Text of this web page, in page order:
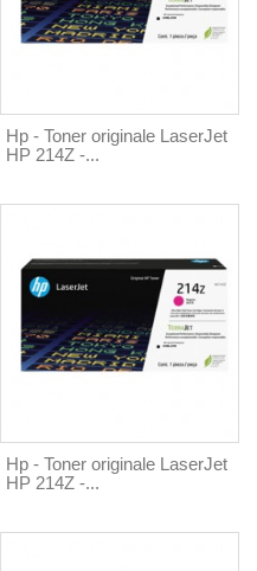
Hp - Toner originale LaserJet
HP 214Z -...
Hp - Toner originale LaserJet
HP 214Z -...